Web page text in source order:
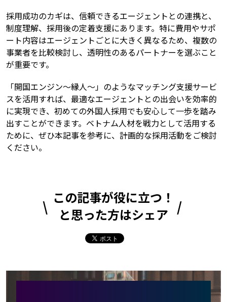
採用成功のカギは、信頼できるエージェントとの連携と、
制度理解、採用後の定着支援にあります。特に費用やサポ
ート内容はエージェントごとに大きく異なるため、複数の
事業者を比較検討し、透明性のあるパートナーを選ぶこと
が重要です。
「開国エンジン～縁人～」のようなマッチング支援サービ
スを活用すれば、最適なエージェントとの出会いを効率的
に実現でき、初めての外国人採用でも安心して一歩を踏み
出すことができます。ベトナム人材を戦力として活用する
ために、ぜひ本記事を参考に、計画的な採用活動をご検討
ください。
この記事が役に立つ！
と思った方はシェア